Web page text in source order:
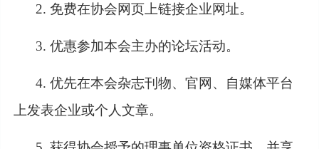
2. 免费在协会网页上链接企业网址。
3. 优惠参加本会主办的论坛活动。
4. 优先在本会杂志刊物、官网、自媒体平台
上发表企业或个人文章。